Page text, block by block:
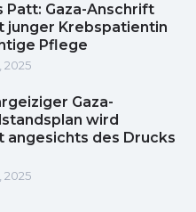
Patt: Gaza-Anschrift
junger Krebspatientin
Pflege
2025
Gaza-
wird
angesichts des Drucks
2025